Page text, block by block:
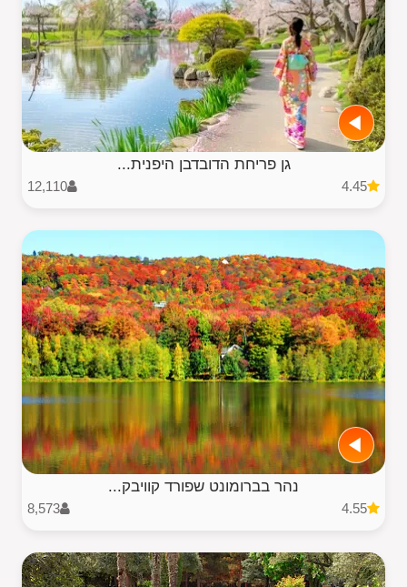
גן פריחת הדובדבן היפנית...
4.45
12,110
נהר בברומונט שפורד קוויבק...
4.55
8,573